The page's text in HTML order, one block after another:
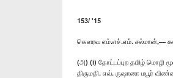
153/ '15
கௌரவ எம்.எச்.எம். சல்மான்,—
(அ) (i) தோட்டப்புற தமிழ் மொழி
திருமதி. எவ். ருஷானா மபூர்